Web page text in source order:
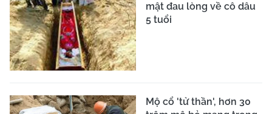
mật đau lòng về cô dâu
5 tuổi
Mộ cổ 'tử thần', hơn 30